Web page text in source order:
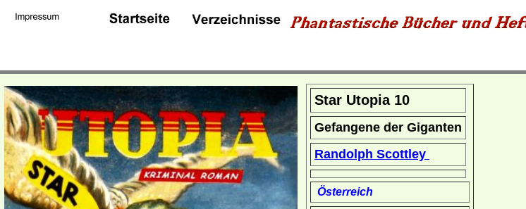
Star Utopia 10
Gefangene der Giganten
Randolph Scottley
Österreich